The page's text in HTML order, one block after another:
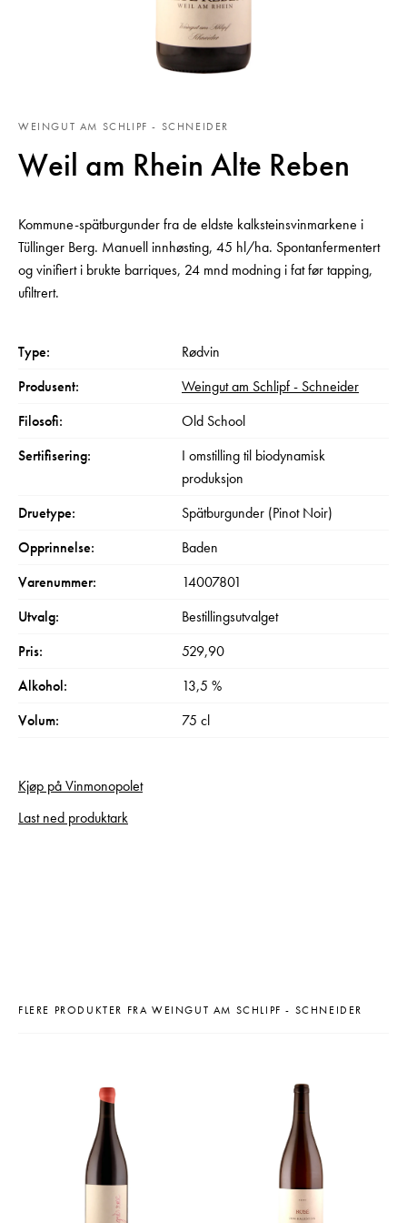
WEINGUT AM SCHLIPF - SCHNEIDER
Weil am Rhein Alte Reben
Kommune-spätburgunder fra de eldste kalksteinsvinmarkene i
Tüllinger Berg. Manuell innhøsting, 45 hl/ha. Spontanfermentert
og vinifiert i brukte barriques, 24 mnd modning i fat før tapping,
ufiltrert.
Type:
Rødvin
Produsent:
Weingut am Schlipf - Schneider
Filosofi:
Old School
Sertifisering:
I omstilling til biodynamisk
produksjon
Druetype:
Spätburgunder (Pinot Noir)
Opprinnelse:
Baden
Varenummer:
14007801
Utvalg:
Bestillingsutvalget
Pris:
529,90
Alkohol:
13,5 %
Volum:
75 cl
Kjøp på Vinmonopolet
Last ned produktark
FLERE PRODUKTER FRA WEINGUT AM SCHLIPF - SCHNEIDER